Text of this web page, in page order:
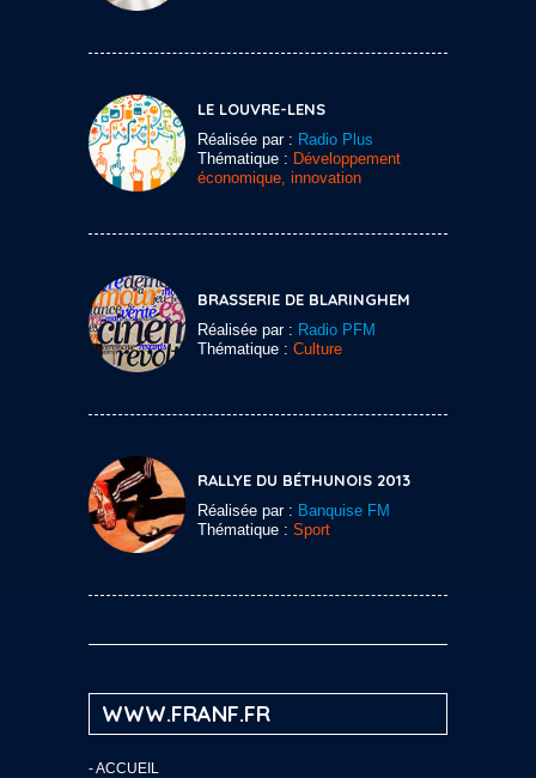
LE LOUVRE-LENS
Réalisée par : Radio Plus
Thématique : Développement
économique, innovation
BRASSERIE DE BLARINGHEM
Réalisée par : Radio PFM
Thématique : Culture
RALLYE DU BÉTHUNOIS 2013
Réalisée par : Banquise FM
Thématique : Sport
WWW.FRANF.FR
-ACCUEIL